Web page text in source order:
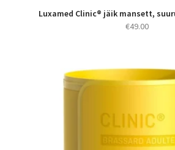
Luxamed Clinic® jäik mansett,
€49.00